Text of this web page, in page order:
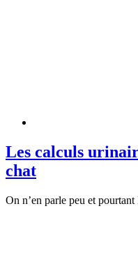
Les calculs
chat
On n’en parle peu et